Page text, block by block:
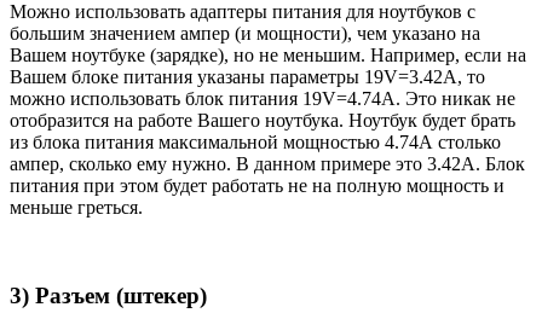
Можно использовать адаптеры питания для ноутбуков с
большим значением ампер (и мощности), чем указано на
Вашем ноутбуке (зарядке), но не меньшим. Например, если на
Вашем блоке питания указаны параметры 19V=3.42A, то
можно использовать блок питания 19V=4.74A. Это никак не
отобразится на работе Вашего ноутбука. Ноутбук будет брать
из блока питания максимальной мощностью 4.74А столько
ампер, сколько ему нужно. В данном примере это 3.42А. Блок
питания при этом будет работать не на полную мощность и
меньше греться.
3) Разъем (штекер)